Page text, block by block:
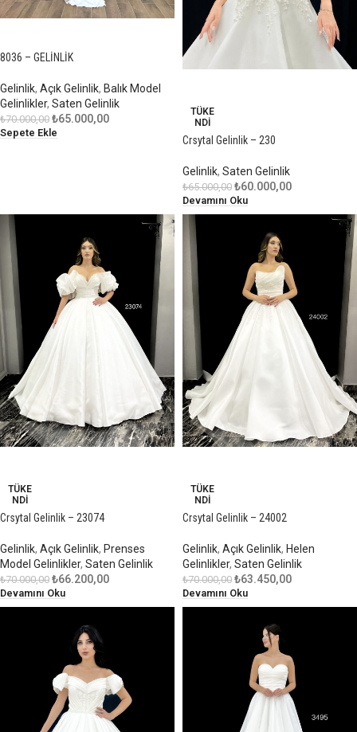
8036 – GELİNLİK
Gelinlik, Açık Gelinlik, Balık Model
Gelinlikler, Saten Gelinlik
₺70.000,00 ₺65.000,00
Sepete Ekle
TÜKE
NDI
Crsytal Gelinlik – 230
Gelinlik, Saten Gelinlik
₺65.000,00 ₺60.000,00
Devamını Oku
TÜKE
NDI
Crsytal Gelinlik – 23074
Gelinlik, Açık Gelinlik, Prenses
Model Gelinlikler, Saten Gelinlik
₺70.000,00 ₺66.200,00
Devamını Oku
TÜKE
NDI
Crsytal Gelinlik – 24002
Gelinlik, Açık Gelinlik, Helen
Gelinlikler, Saten Gelinlik
₺70.000,00 ₺63.450,00
Devamını Oku